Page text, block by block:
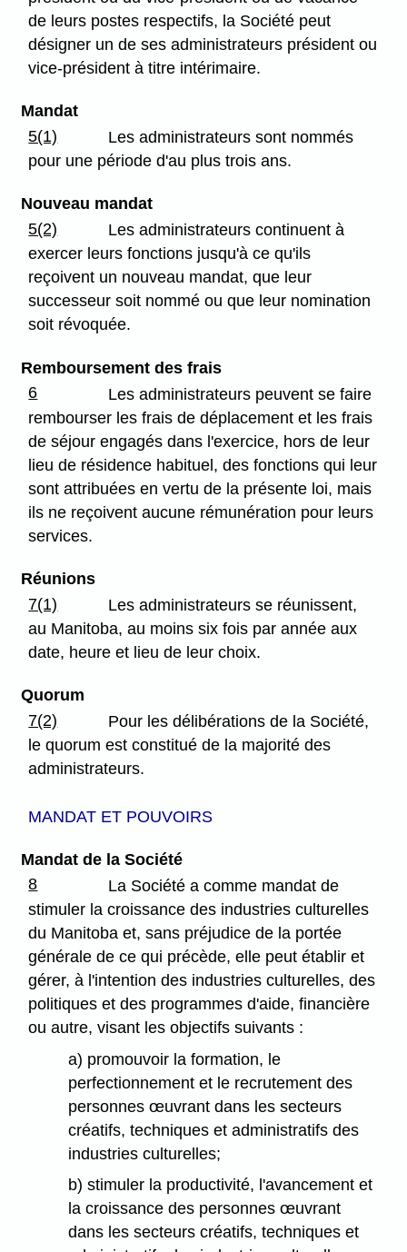
de leurs postes respectifs, la Société peut
désigner un de ses administrateurs président ou
vice-président à titre intérimaire.
Mandat
5(1)
Les administrateurs sont nommés
pour une période d'au plus trois ans.
Nouveau mandat
5(2)
Les administrateurs continuent à
exercer leurs fonctions jusqu'à ce qu'ils
reçoivent un nouveau mandat, que leur
successeur soit nommé ou que leur nomination
soit révoquée.
Remboursement des frais
6
Les administrateurs peuvent se faire
rembourser les frais de déplacement et les frais
de séjour engagés dans l'exercice, hors de leur
lieu de résidence habituel, des fonctions qui leur
sont attribuées en vertu de la présente loi, mais
ils ne reçoivent aucune rémunération pour leurs
services.
Réunions
7(1)
Les administrateurs se réunissent,
au Manitoba, au moins six fois par année aux
date, heure et lieu de leur choix.
Quorum
7(2)
Pour les délibérations de la Société,
le quorum est constitué de la majorité des
administrateurs.
MANDAT ET POUVOIRS
Mandat de la Société
8
La Société a comme mandat de
stimuler la croissance des industries culturelles
du Manitoba et, sans préjudice de la portée
générale de ce qui précède, elle peut établir et
gérer, à l'intention des industries culturelles, des
politiques et des programmes d'aide, financière
ou autre, visant les objectifs suivants :
a) promouvoir la formation, le
perfectionnement et le recrutement des
personnes œuvrant dans les secteurs
créatifs, techniques et administratifs des
industries culturelles;
b) stimuler la productivité, l'avancement et
la croissance des personnes œuvrant
dans les secteurs créatifs, techniques et